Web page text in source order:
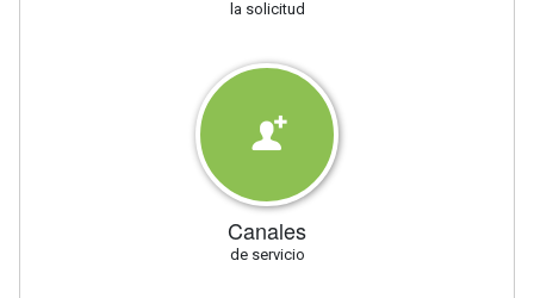
la solicitud
Canales
de servicio